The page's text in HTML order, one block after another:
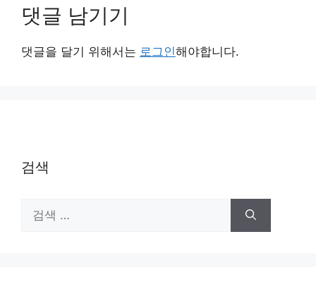
댓글 남기기
댓글을 달기 위해서는 로그인해야합니다.
검색
색: